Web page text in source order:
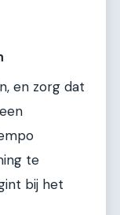
en zorg dat
te
bij het